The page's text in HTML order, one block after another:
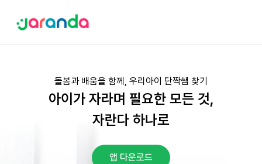
돌봄과 배움을 함께, 우리아이 단짝쌤 찾기
아이가 자라며 필요한 모든 것,
자란다 하나로
앱 다운로드